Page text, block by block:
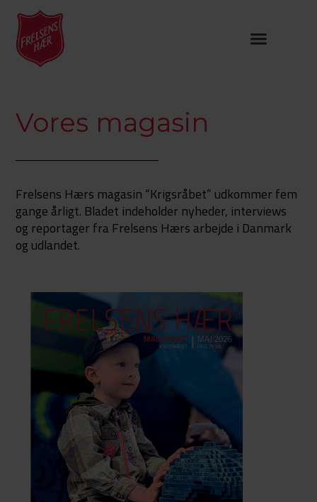
Vores magasin
Frelsens Hærs magasin “Krigsråbet” udkommer fem
gange årligt. Bladet indeholder nyheder, interviews
og reportager fra Frelsens Hærs arbejde i Danmark
og udlandet.